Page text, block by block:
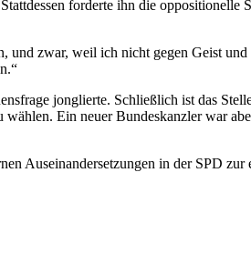
forderte ihn die oppositionelle
und zwar, weil ich nicht gegen Geist
jonglierte. Schließlich ist das
Ein neuer Bundeskanzler war
Auseinandersetzungen in der SPD zur